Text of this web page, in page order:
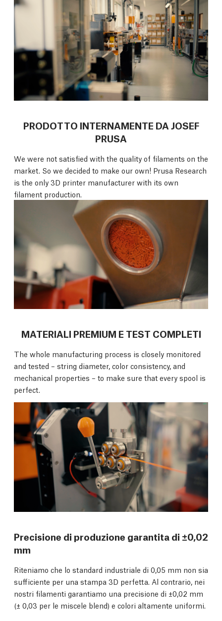
PRODOTTO INTERNAMENTE DA JOSEF
PRUSA
We were not satisfied with the quality of filaments on the
market. So we decided to make our own! Prusa Research
is the only 3D printer manufacturer with its own
filament production.
MATERIALI PREMIUM E TEST COMPLETI
The whole manufacturing process is closely monitored
and tested – string diameter, color consistency, and
mechanical properties – to make sure that every spool is
perfect.
Precisione di produzione garantita di ±0,02
mm
Riteniamo che lo standard industriale di 0,05 mm non sia
sufficiente per una stampa 3D perfetta. Al contrario, nei
nostri filamenti garantiamo una precisione di ±0,02 mm
(± 0,03 per le miscele blend) e colori altamente uniformi.